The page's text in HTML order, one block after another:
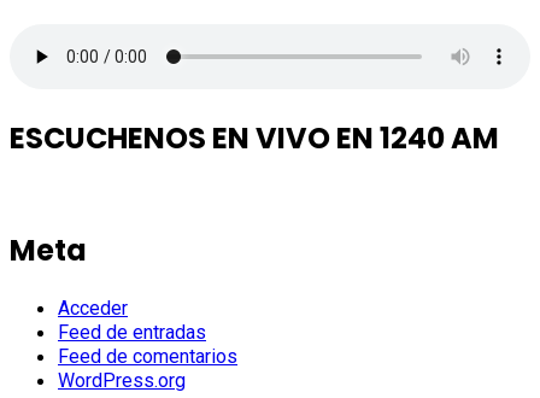
ESCUCHENOS EN VIVO EN 1240 AM
Meta
Acceder
Feed de entradas
Feed de comentarios
WordPress.org